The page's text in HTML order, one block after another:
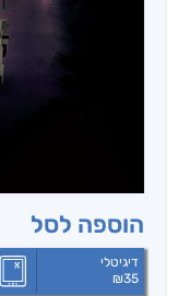
הוספה לסל
דיגיטלי
₪35